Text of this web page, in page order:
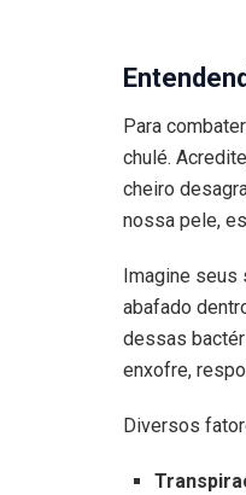
Para
chulé.
cheiro
nossa pele,
Imagine
abafado
dessas
enxofre,
Diversos